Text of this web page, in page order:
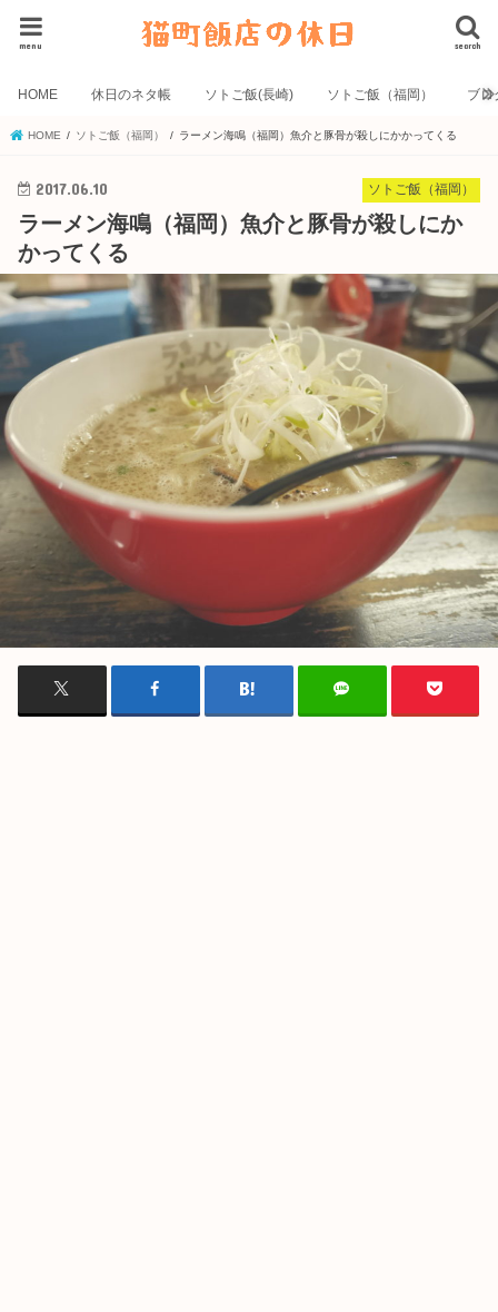
search
menu
HOME 休日のネタ帳 ソトご飯(長崎) ソトご飯（福岡） ブロ
HOME ソトご飯（福岡） ラーメン海鳴（福岡）魚介と豚骨が殺しにかかってくる
ソトご飯（福岡）
2017.06.10
ラーメン海鳴（福岡）魚介と豚骨が殺しにか
かってくる